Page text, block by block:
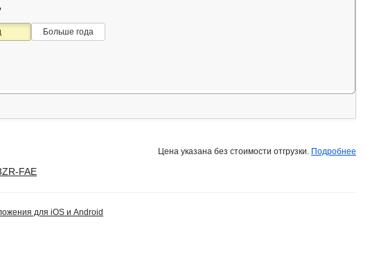
Больше года
Цена указана без стоимости отгрузки. Подробнее
FAE
для iOS и Android